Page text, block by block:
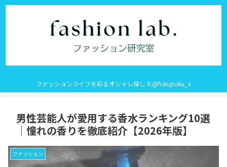
ファッションライフを彩るオシャレ探し X:@fukupuku_x
男性芸能人が愛用する香水ランキング10選
｜憧れの香りを徹底紹介【2026年版】
ファッション